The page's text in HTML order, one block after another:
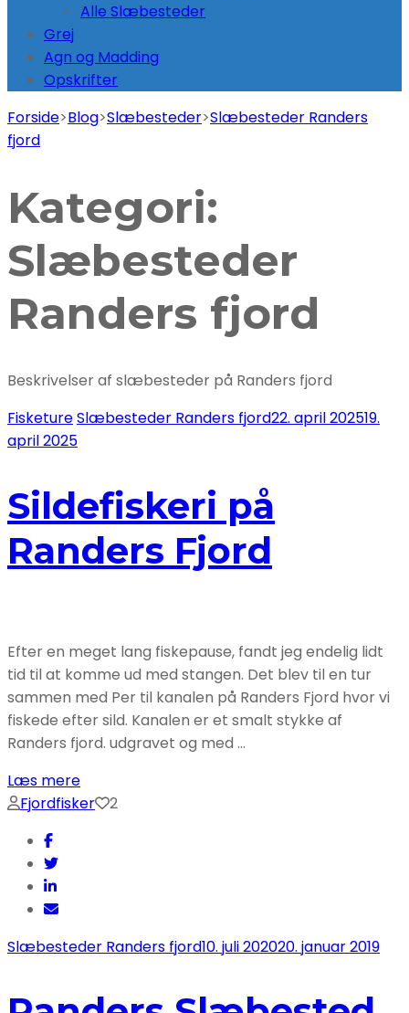
Alle Slæbesteder
Grej
Agn og Madding
Opskrifter
Forside>Blog>Slæbesteder>Slæbesteder Randers
fjord
Kategori:
Slæbesteder
Randers fjord
Beskrivelser af slæbesteder på Randers fjord
FisketureSlæbesteder Randers fjord22. april 202519.
april 2025
Sildefiskeri på
Randers Fjord
Efter en meget lang fiskepause, fandt jeg endelig lidt
tid til at komme ud med stangen. Det blev til en tur
sammen med Per til kanalen på Randers Fjord hvor vi
fiskede efter sild. Kanalen er et smalt stykke af
Randers fjord. udgravet og med …
Læs mere
Fjordfisker
2
Slæbesteder Randers fjord10. juli 202020. januar 2019